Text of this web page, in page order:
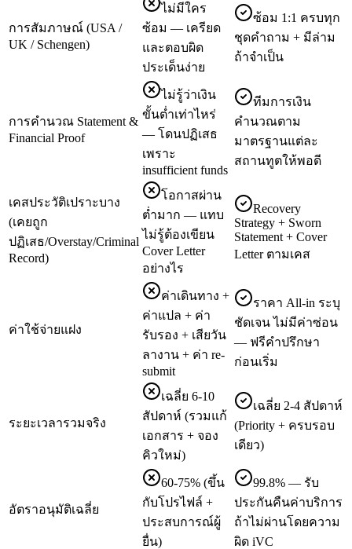
การสัมภาษณ์ (USA /
UK / Schengen)
ไม่มีใคร
ซ้อม — เครียด
และตอบผิด
ประเด็นง่าย
ซ้อม 1:1 ครบทุก
ชุดคำถาม + มีล่าม
ถ้าจำเป็น
การคำนวณ Statement &
Financial Proof
ไม่รู้ว่าเงิน
ขั้นต่ำเท่าไหร่
— โดนปฏิเสธ
เพราะ
insufficient funds
ทีมการเงิน
คำนวณตาม
มาตรฐานแต่ละ
สถานทูตให้พอดี
เคสประวัติเปราะบาง
(เคยถูก
ปฏิเสธ/Overstay/Criminal
Record)
โอกาสผ่าน
ต่ำมาก — แทบ
ไม่รู้ต้องเขียน
Cover Letter
อย่างไร
Recovery
Strategy + Sworn
Statement + Cover
Letter ตามเคส
ค่าใช้จ่ายแฝง
ค่าเดินทาง +
ค่าแปล + ค่า
รับรอง + เสียวัน
ลางาน + ค่า re-
submit
ราคา All-in ระบุ
ชัดเจน ไม่มีค่าซ่อน
— ฟรีคำปรึกษา
ก่อนเริ่ม
ระยะเวลารวมจริง
เฉลี่ย 6-10
สัปดาห์ (รวมแก้
เอกสาร + จอง
คิวใหม่)
เฉลี่ย 2-4 สัปดาห์
(Priority + ครบรอบ
เดียว)
อัตราอนุมัติเฉลี่ย
60-75% (ขึ้น
กับโปรไฟล์ +
ประสบการณ์ผู้
ยื่น)
99.8% — รับ
ประกันคืนค่าบริการ
ถ้าไม่ผ่านโดยความ
ผิด iVC